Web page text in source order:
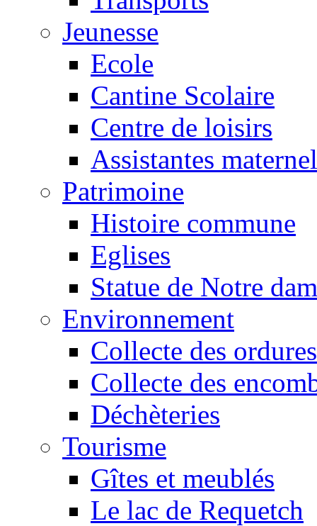
Jeunesse
Ecole
Cantine Scolaire
Centre de loisirs
Assistantes
Patrimoine
Histoire commune
Eglises
Statue de Notre
Environnement
Collecte des ordures
Collecte des
Déchèteries
Tourisme
Gîtes et meublés
Le lac de Requetch